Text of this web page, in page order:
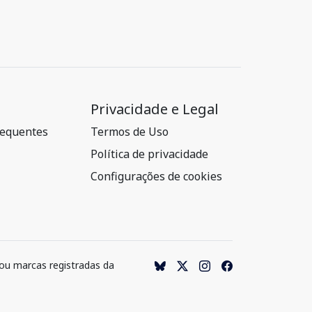
Privacidade e Legal
Termos de Uso
Política de privacidade
Configurações de cookies
marcas registradas da